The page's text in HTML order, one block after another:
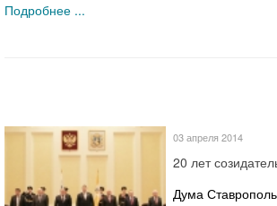
Подробнее ...
03 апреля 2014
20 лет
Дума